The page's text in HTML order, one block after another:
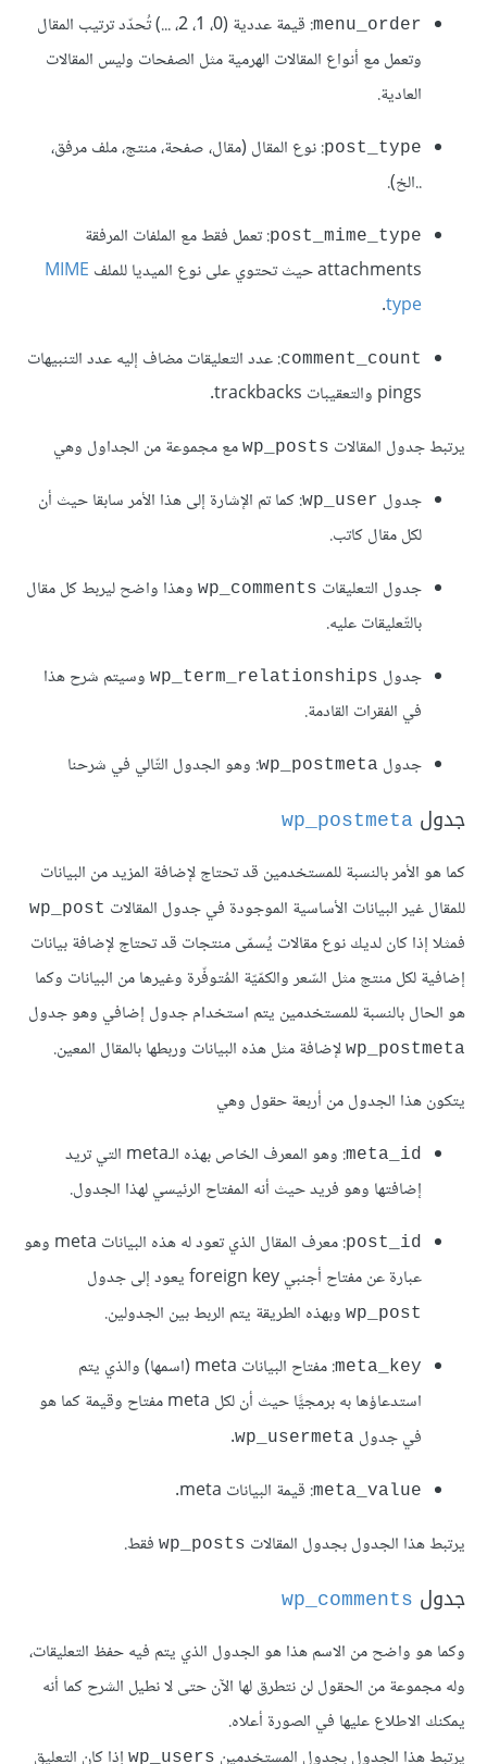
menu_order
: قيمة عددية (0، 1، 2، ...) تُحدّد ترتيب المقال
وتعمل مع أنواع المقالات الهرمية مثل الصفحات وليس المقالات
العادية.
post_type: نوع المقال (مقال، صفحة، منتج، ملف مرفق،
..الخ).
post_mime_type: تعمل فقط مع الملفات المرفقة
attachments حيث تحتوي على نوع الميديا للملف
MIME
type
.
comment_count: عدد التعليقات مضاف إليه عدد التنبيهات
pings والتعقيبات trackbacks.
يرتبط جدول المقالات wp_posts مع مجموعة من الجداول وهي
جدول wp_user: كما تم الإشارة إلى هذا الأمر سابقا حيث أن
لكل مقال كاتب.
جدول التعليقات wp_comments وهذا واضح ليربط كل مقال
بالتّعليقات عليه.
جدول wp_term_relationships وسيتم شرح هذا
في الفقرات القادمة.
جدول wp_postmeta: وهو الجدول التّالي في شرحنا
جدول wp_postmeta
كما هو الأمر بالنسبة للمستخدمين قد تحتاج لإضافة المزيد من البيانات
للمقال غير البيانات الأساسية الموجودة في جدول المقالات wp_post
فمثلا إذا كان لديك نوع مقالات يُسمّى منتجات قد تحتاج لإضافة بيانات
إضافية لكل منتج مثل السّعر والكمّيّة المُتوفّرة وغيرها من البيانات وكما
هو الحال بالنسبة للمستخدمين يتم استخدام جدول إضافي وهو جدول
wp_postmeta لإضافة مثل هذه البيانات وربطها بالمقال المعين.
يتكون هذا الجدول من أربعة حقول وهي
meta_id
: وهو المعرف الخاص بهذه الـmeta التي تريد
إضافتها وهو فريد حيث أنه المفتاح الرئيسي لهذا الجدول.
post_id
: معرف المقال الذي تعود له هذه البيانات meta وهو
عبارة عن مفتاح أجنبي foreign key يعود إلى جدول
wp_post وبهذه الطريقة يتم الربط بين الجدولين.
meta_key
: مفتاح البيانات meta (اسمها) والذي يتم
استدعاؤها به برمجيًّا حيث أن لكل meta مفتاح وقيمة كما هو
في جدول wp_usermeta
.
meta_value: قيمة البيانات meta.
يرتبط هذا الجدول بجدول المقالات wp_posts فقط.
جدول wp_comments
وكما هو واضح من الاسم هذا هو الجدول الذي يتم فيه حفظ التعليقات،
وله مجموعة من الحقول لن نتطرق لها الآن حتى لا نطيل الشرح كما أنه
يمكنك الاطلاع عليها في الصورة أعلاه.
wp_users